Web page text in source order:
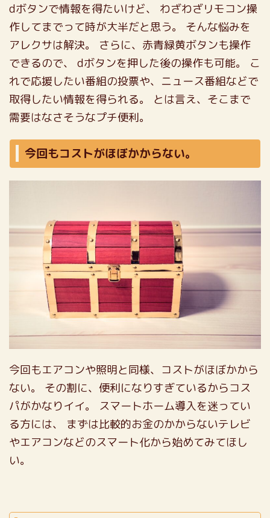
dボタンで情報を得たいけど、
わざわざリモコン操
作してまでって時が大半だと思う。
そんな悩みを
アレクサは解決。
さらに、赤青緑黄ボタンも操作
できるので、
dボタンを押した後の操作も可能。
こ
れで応援したい番組の投票や、ニュース番組などで
取得したい情報を得られる。
とは言え、そこまで
需要はなさそうなプチ便利。
今回もコストがほぼかからない。
今回もエアコンや照明と同様、コストがほぼかから
ない。
その割に、便利になりすぎているからコス
パがかなりイイ。
スマートホーム導入を迷ってい
る方には、
まずは比較的お金のかからないテレビ
やエアコンなどのスマート化から始めてみてほし
い。